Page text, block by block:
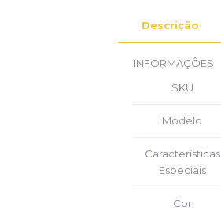
Descrição
INFORMAÇÕES
SKU
Modelo
Características
Especiais
Cor